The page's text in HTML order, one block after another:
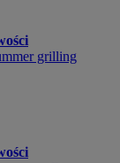
grilling